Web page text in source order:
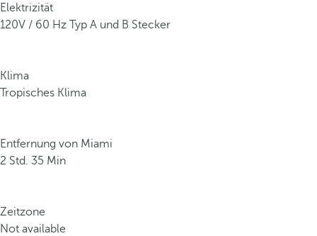
Elektrizität
120V / 60 Hz Typ A und B Stecker
Klima
Tropisches Klima
Entfernung von Miami
2 Std. 35 Min
Zeitzone
Not available